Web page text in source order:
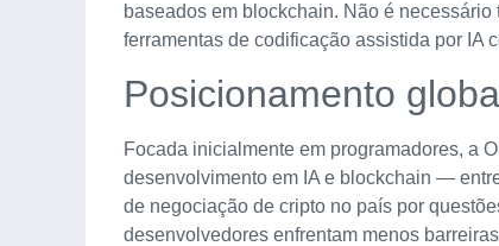
baseados em blockchain. Não é
ferramentas de codificação assistida por IA
Posicionamento
Focada inicialmente em programadores, a
desenvolvimento em IA e blockchain —
de negociação de cripto no país por
desenvolvedores enfrentam menos